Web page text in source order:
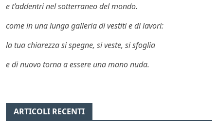
e t’addentri nel sotterraneo del mondo.
come in una lunga galleria di vestiti e di lavori:
la tua chiarezza si spegne, si veste, si sfoglia
e di nuovo torna a essere una mano nuda.
ARTICOLI RECENTI